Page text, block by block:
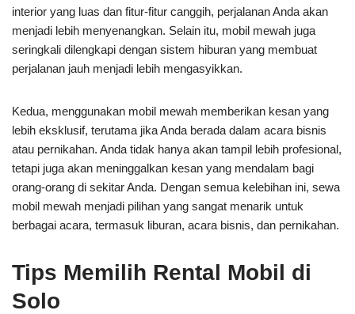
interior yang luas dan fitur-fitur canggih, perjalanan Anda akan
menjadi lebih menyenangkan. Selain itu, mobil mewah juga
seringkali dilengkapi dengan sistem hiburan yang membuat
perjalanan jauh menjadi lebih mengasyikkan.
Kedua, menggunakan mobil mewah memberikan kesan yang
lebih eksklusif, terutama jika Anda berada dalam acara bisnis
atau pernikahan. Anda tidak hanya akan tampil lebih profesional,
tetapi juga akan meninggalkan kesan yang mendalam bagi
orang-orang di sekitar Anda. Dengan semua kelebihan ini, sewa
mobil mewah menjadi pilihan yang sangat menarik untuk
berbagai acara, termasuk liburan, acara bisnis, dan pernikahan.
Tips Memilih Rental Mobil di
Solo